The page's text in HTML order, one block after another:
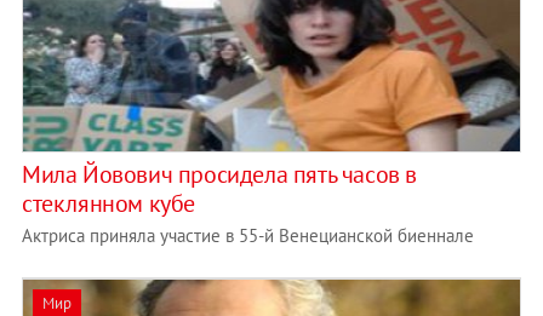
Мила Йовович просидела пять часов в
стеклянном кубе
Актриса приняла участие в 55-й Венецианской биеннале
Мир